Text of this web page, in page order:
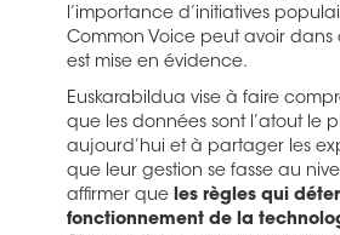
l’importance d’initiatives
Common Voice peut avoir dans
est mise en évidence.
Euskarabildua vise à faire
que les données sont l’atout le
aujourd’hui et à partager les
que leur gestion se fasse au
affirmer que les règles qui
fonctionnement de la